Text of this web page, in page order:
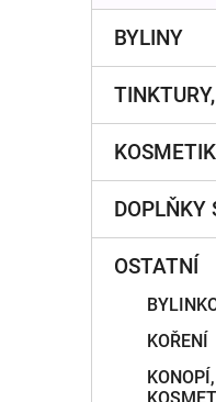
BYLINY
DOPLŇKY
OSTATNÍ
KOŘENÍ